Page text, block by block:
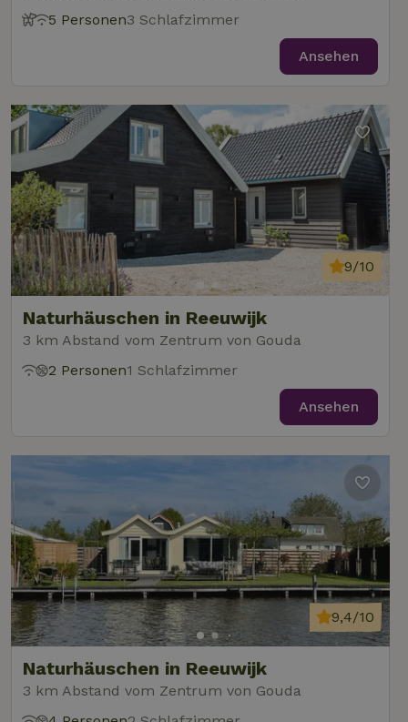
5 Personen3 Schlafzimmer
Ansehen
Naturhäuschen in Reeuwijk
3 km Abstand vom Zentrum von Gouda
9/10
2 Personen1 Schlafzimmer
Ansehen
Naturhäuschen in Reeuwijk
3 km Abstand vom Zentrum von Gouda
9,4/10